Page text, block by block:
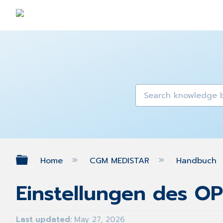
Expand/collapse global
Home CGM MEDISTAR Handbuch
Einstellungen des
Last updated May 27, 2026